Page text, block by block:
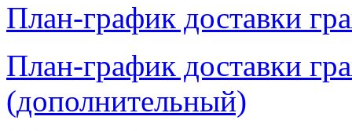
План-график доставки
План-график доставки
(дополнительный)